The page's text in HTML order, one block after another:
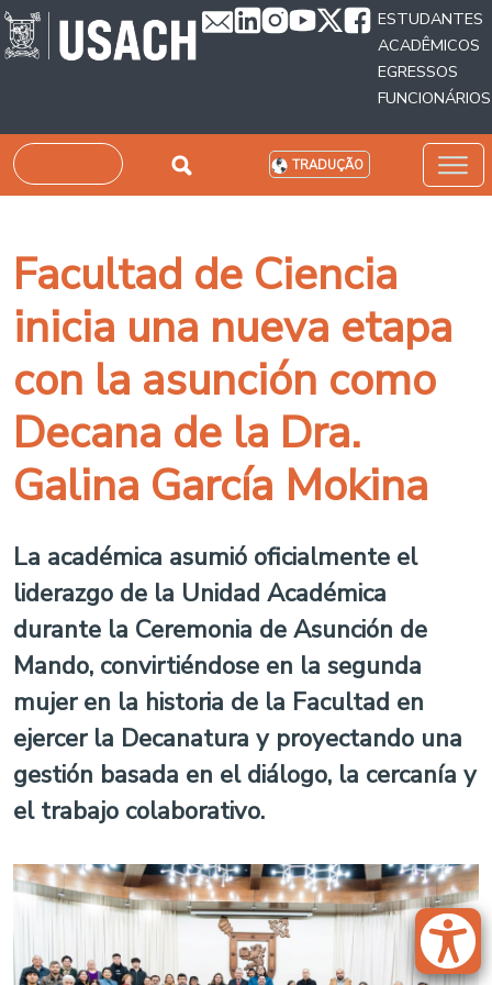
Passar para o conteúdo principal
ESTUDANTES
ACADÊMICOS
EGRESSOS
FUNCIONÁRIOS
Pesquisar TRADUÇÃO
Facultad de Ciencia
inicia una nueva etapa
con la asunción como
Decana de la Dra.
Galina García Mokina
La académica asumió oficialmente el
liderazgo de la Unidad Académica
durante la Ceremonia de Asunción de
Mando, convirtiéndose en la segunda
mujer en la historia de la Facultad en
ejercer la Decanatura y proyectando una
gestión basada en el diálogo, la cercanía y
el trabajo colaborativo.